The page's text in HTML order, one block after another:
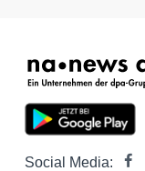
Social Media: